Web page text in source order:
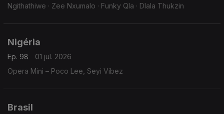
Ngithathiwe · Zee Nxumalo · Funky Qla · Dlala Thukzin
Nigéria
Ep. 98
01 jul. 2026
Opera Mini – Poco Lee, Seyi Vibez
Brasil